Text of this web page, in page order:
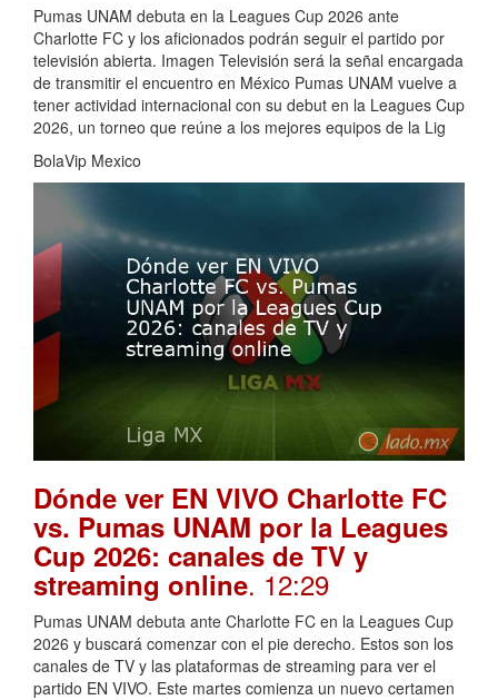
Pumas UNAM debuta en la Leagues Cup 2026 ante
Charlotte FC y los aficionados podrán seguir el partido por
televisión abierta. Imagen Televisión será la señal encargada
de transmitir el encuentro en México Pumas UNAM vuelve a
tener actividad internacional con su debut en la Leagues Cup
2026, un torneo que reúne a los mejores equipos de la Lig
BolaVip Mexico
Dónde ver EN VIVO Charlotte FC
vs. Pumas UNAM por la Leagues
Cup 2026: canales de TV y
streaming online. 12:29
Pumas UNAM debuta ante Charlotte FC en la Leagues Cup
2026 y buscará comenzar con el pie derecho. Estos son los
canales de TV y las plataformas de streaming para ver el
partido EN VIVO. Este martes comienza un nuevo certamen